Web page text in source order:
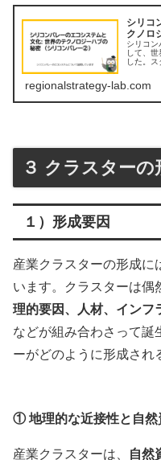
シリコ
クノロ
シリコン
して、
した。
regionalstrategy-lab.com
３ クラスターの
１）形成要因
産業クラスターの形成に
います。クラスターは偶
理的要因、人材、インフ
などが組み合わさって誕
ーがどのように形成され
①地理的な近接性と自然
産業クラスターは、 自然